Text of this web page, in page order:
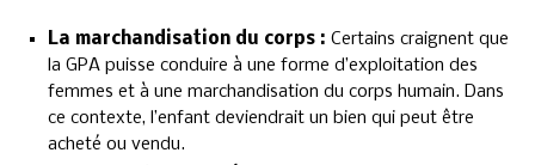
La marchandisation du corps : Certains craignent que
la GPA puisse conduire à une forme d’exploitation des
femmes et à une marchandisation du corps humain. Dans
ce contexte, l’enfant deviendrait un bien qui peut être
acheté ou vendu.